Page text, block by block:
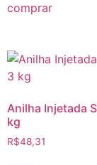
comprar
Anilha Injetada
kg
R$48,31